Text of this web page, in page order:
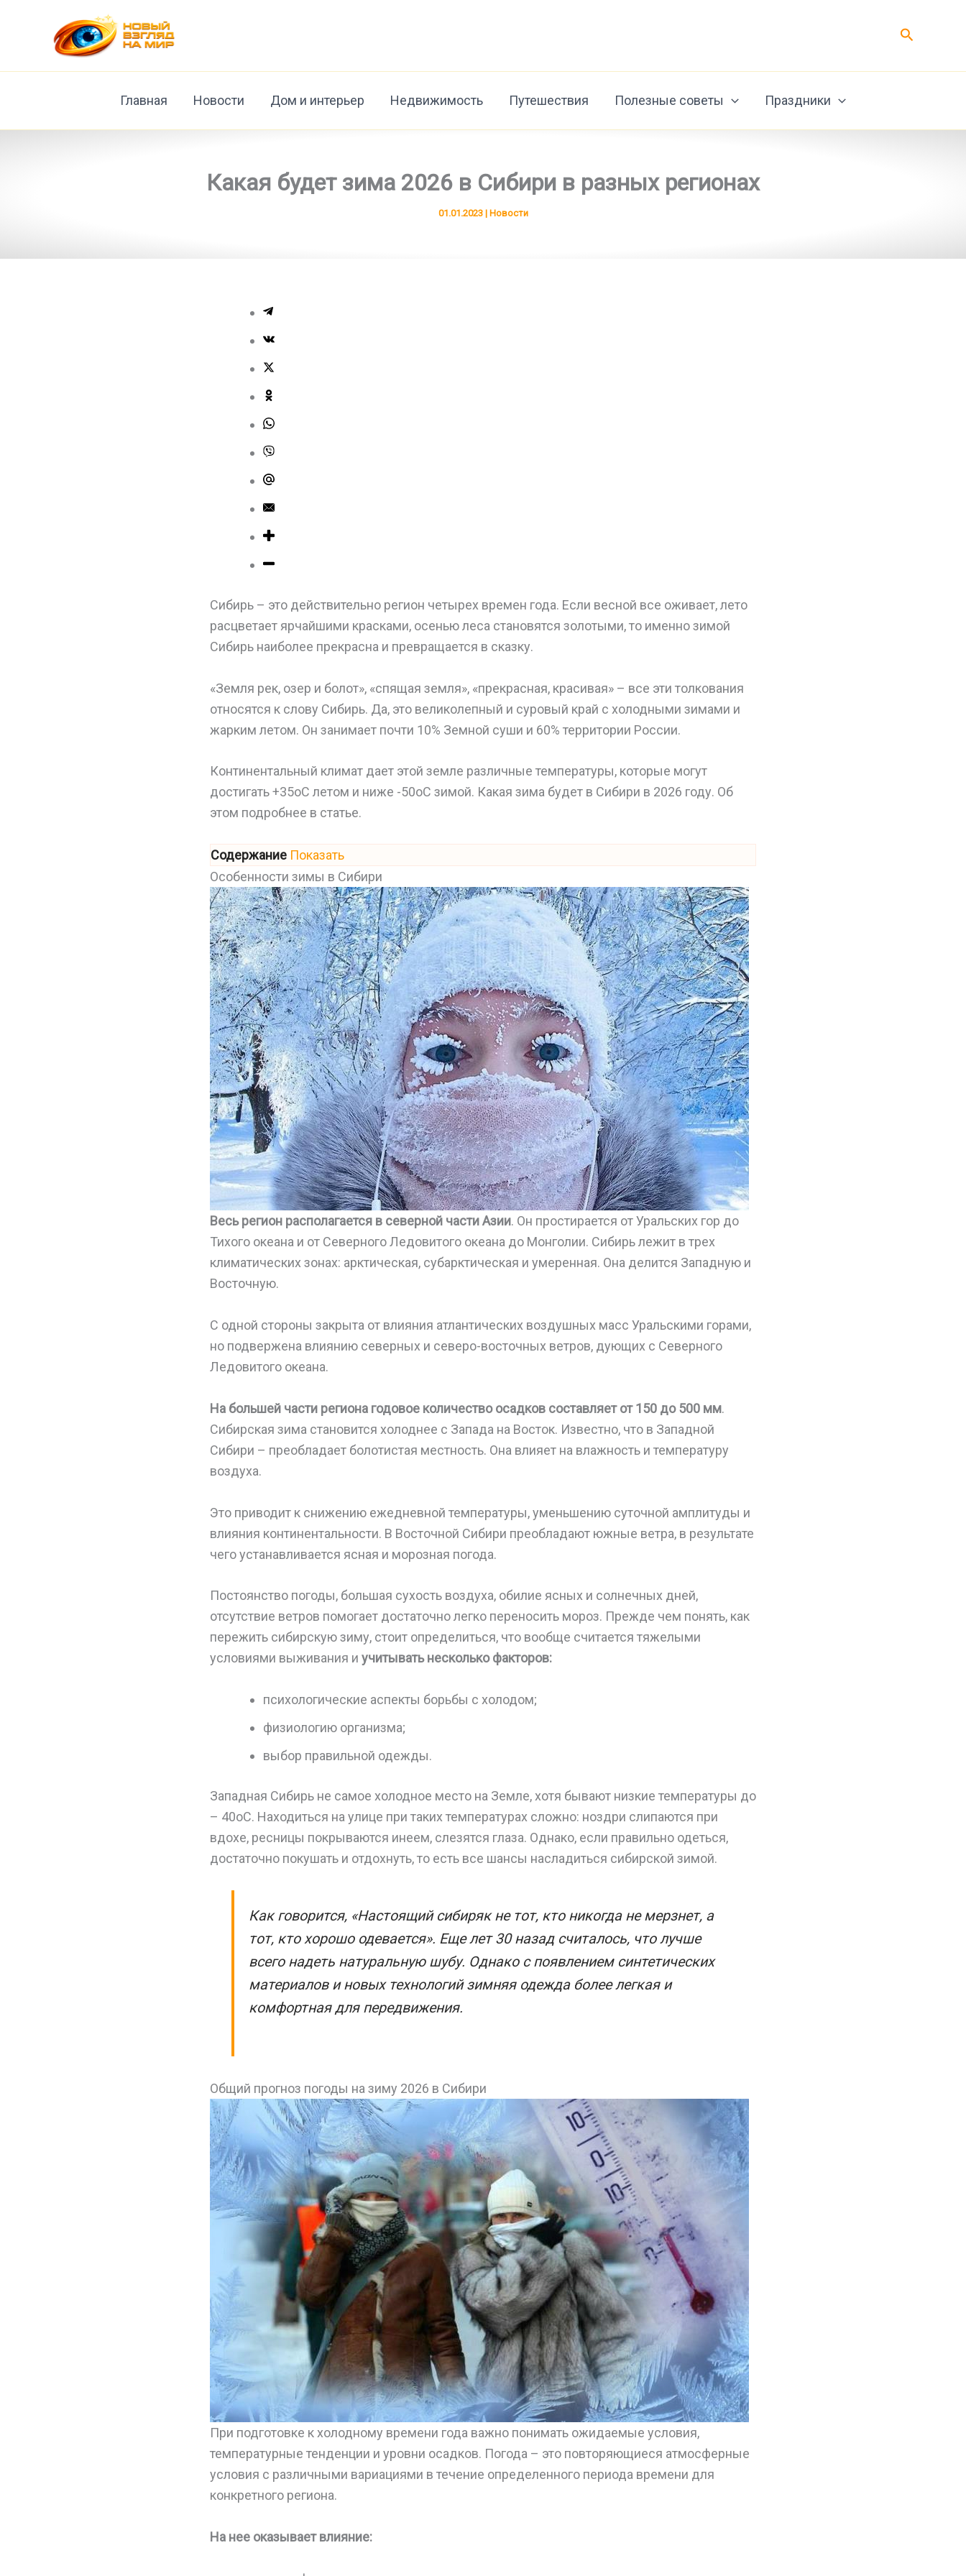
содержимому
Поиск
Главная Новости Дом и интерьер Недвижимость Путешествия Полезные советы Праздники
Какая будет зима 2026 в Сибири в разных регионах
01.01.2023 | Новости
Сибирь – это действительно регион четырех времен года. Если весной все оживает, лето
расцветает ярчайшими красками, осенью леса становятся золотыми, то именно зимой
Сибирь наиболее прекрасна и превращается в сказку.
«Земля рек, озер и болот», «спящая земля», «прекрасная, красивая» – все эти толкования
относятся к слову Сибирь. Да, это великолепный и суровый край с холодными зимами и
жарким летом. Он занимает почти 10% Земной суши и 60% территории России.
Континентальный климат дает этой земле различные температуры, которые могут
достигать +35оС летом и ниже -50оС зимой. Какая зима будет в Сибири в 2026 году. Об
этом подробнее в статье.
Содержание Показать
Особенности зимы в Сибири
Весь регион располагается в северной части Азии. Он простирается от Уральских гор до
Тихого океана и от Северного Ледовитого океана до Монголии. Сибирь лежит в трех
климатических зонах: арктическая, субарктическая и умеренная. Она делится Западную и
Восточную.
С одной стороны закрыта от влияния атлантических воздушных масс Уральскими горами,
но подвержена влиянию северных и северо-восточных ветров, дующих с Северного
Ледовитого океана.
На большей части региона годовое количество осадков составляет от 150 до 500 мм.
Сибирская зима становится холоднее с Запада на Восток. Известно, что в Западной
Сибири – преобладает болотистая местность. Она влияет на влажность и температуру
воздуха.
Это приводит к снижению ежедневной температуры, уменьшению суточной амплитуды и
влияния континентальности. В Восточной Сибири преобладают южные ветра, в результате
чего устанавливается ясная и морозная погода.
Постоянство погоды, большая сухость воздуха, обилие ясных и солнечных дней,
отсутствие ветров помогает достаточно легко переносить мороз. Прежде чем понять, как
пережить сибирскую зиму, стоит определиться, что вообще считается тяжелыми
условиями выживания и учитывать несколько факторов:
психологические аспекты борьбы с холодом;
физиологию организма;
выбор правильной одежды.
Западная Сибирь не самое холодное место на Земле, хотя бывают низкие температуры до
– 40оС. Находиться на улице при таких температурах сложно: ноздри слипаются при
вдохе, ресницы покрываются инеем, слезятся глаза. Однако, если правильно одеться,
достаточно покушать и отдохнуть, то есть все шансы насладиться сибирской зимой.
Как говорится, «Настоящий сибиряк не тот, кто никогда не мерзнет, а
тот, кто хорошо одевается». Еще лет 30 назад считалось, что лучше
всего надеть натуральную шубу. Однако с появлением синтетических
материалов и новых технологий зимняя одежда более легкая и
комфортная для передвижения.
Общий прогноз погоды на зиму 2026 в Сибири
При подготовке к холодному времени года важно понимать ожидаемые условия,
температурные тенденции и уровни осадков. Погода – это повторяющиеся атмосферные
условия с различными вариациями в течение определенного периода времени для
конкретного региона.
На нее оказывает влияние: